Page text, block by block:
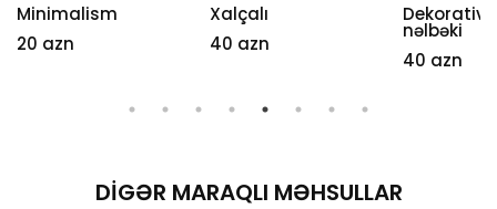
Minimalism
20 azn
Xalçalı
40 azn
Dekorativ
nəlbəki
40 azn
DIGƏR MARAQLI MƏHSULLAR